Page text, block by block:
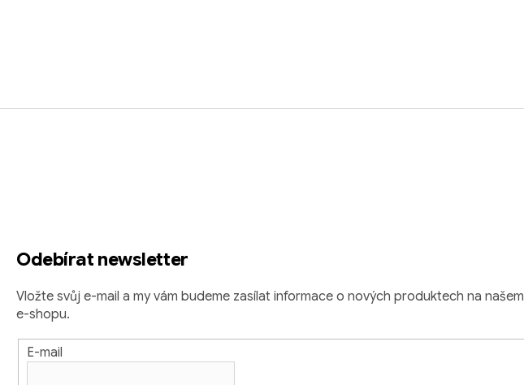
Odebírat newsletter
Vložte svůj e-mail a my vám budeme zasílat informace o nových produktech na našem
e-shopu.
E-mail